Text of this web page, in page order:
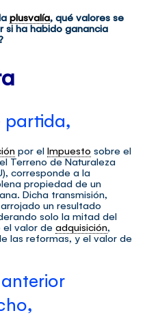
plusvalía, qué valores se
si ha habido ganancia
partida,
por el Impuesto sobre el
Terreno de Naturaleza
corresponde a la
propiedad de un
Dicha transmisión,
un resultado
solo la mitad del
valor de adquisición,
las reformas, y el valor de